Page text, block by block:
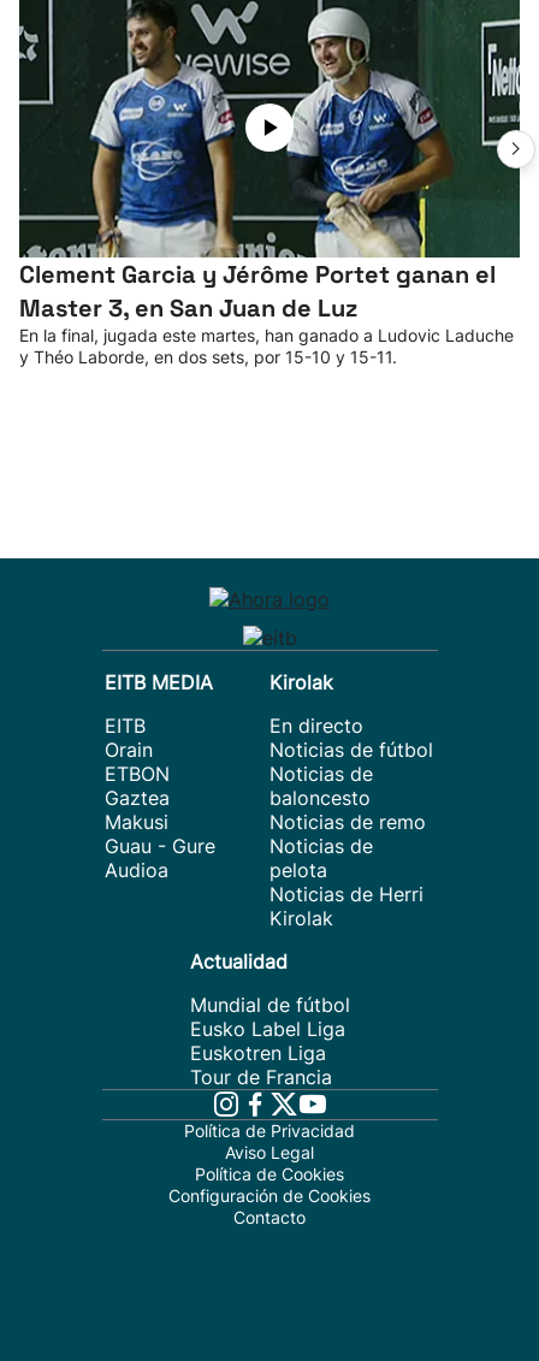
Clement Garcia y Jérôme Portet ganan el
Master 3, en San Juan de Luz
En la final, jugada este martes, han ganado a Ludovic Laduche
y Théo Laborde, en dos sets, por 15-10 y 15-11.
EITB MEDIA
EITB
Orain
ETBON
Gaztea
Makusi
Guau - Gure
Audioa
Kirolak
En directo
Noticias de fútbol
Noticias de
baloncesto
Noticias de remo
Noticias de
pelota
Noticias de Herri
Kirolak
Actualidad
Mundial de fútbol
Eusko Label Liga
Euskotren Liga
Tour de Francia
Política de Privacidad
Aviso Legal
Política de Cookies
Configuración de Cookies
Contacto